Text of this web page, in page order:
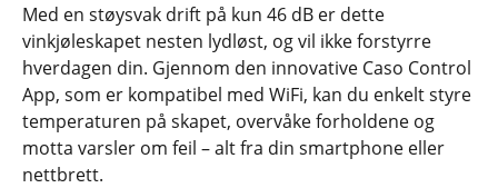
Med en støysvak drift på kun 46 dB er dette
vinkjøleskapet nesten lydløst, og vil ikke forstyrre
hverdagen din. Gjennom den innovative Caso Control
App, som er kompatibel med WiFi, kan du enkelt styre
temperaturen på skapet, overvåke forholdene og
motta varsler om feil – alt fra din smartphone eller
nettbrett.